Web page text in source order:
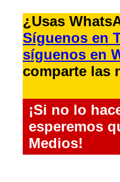
¿Usas
Síguenos en
síguenos en
comparte las
¡Si no lo
esperemos
Medios!